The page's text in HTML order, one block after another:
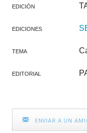
EDICIÓN
EDICIONES
TEMA
EDITORIAL
ENVIAR A UN